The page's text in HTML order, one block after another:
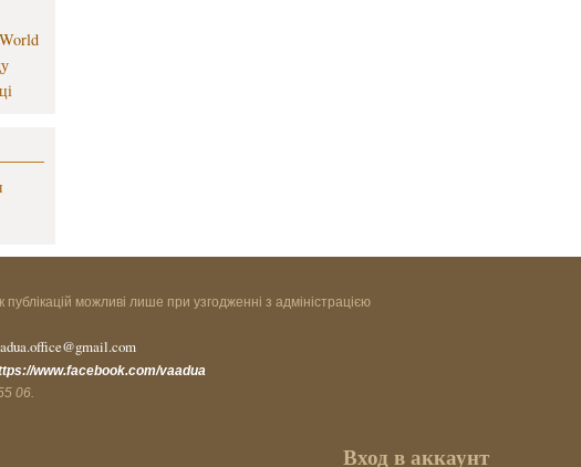
можливі лише при узгодженні з адміністрацією
www.facebook.com/vaadua
06.
Вход в аккаунт